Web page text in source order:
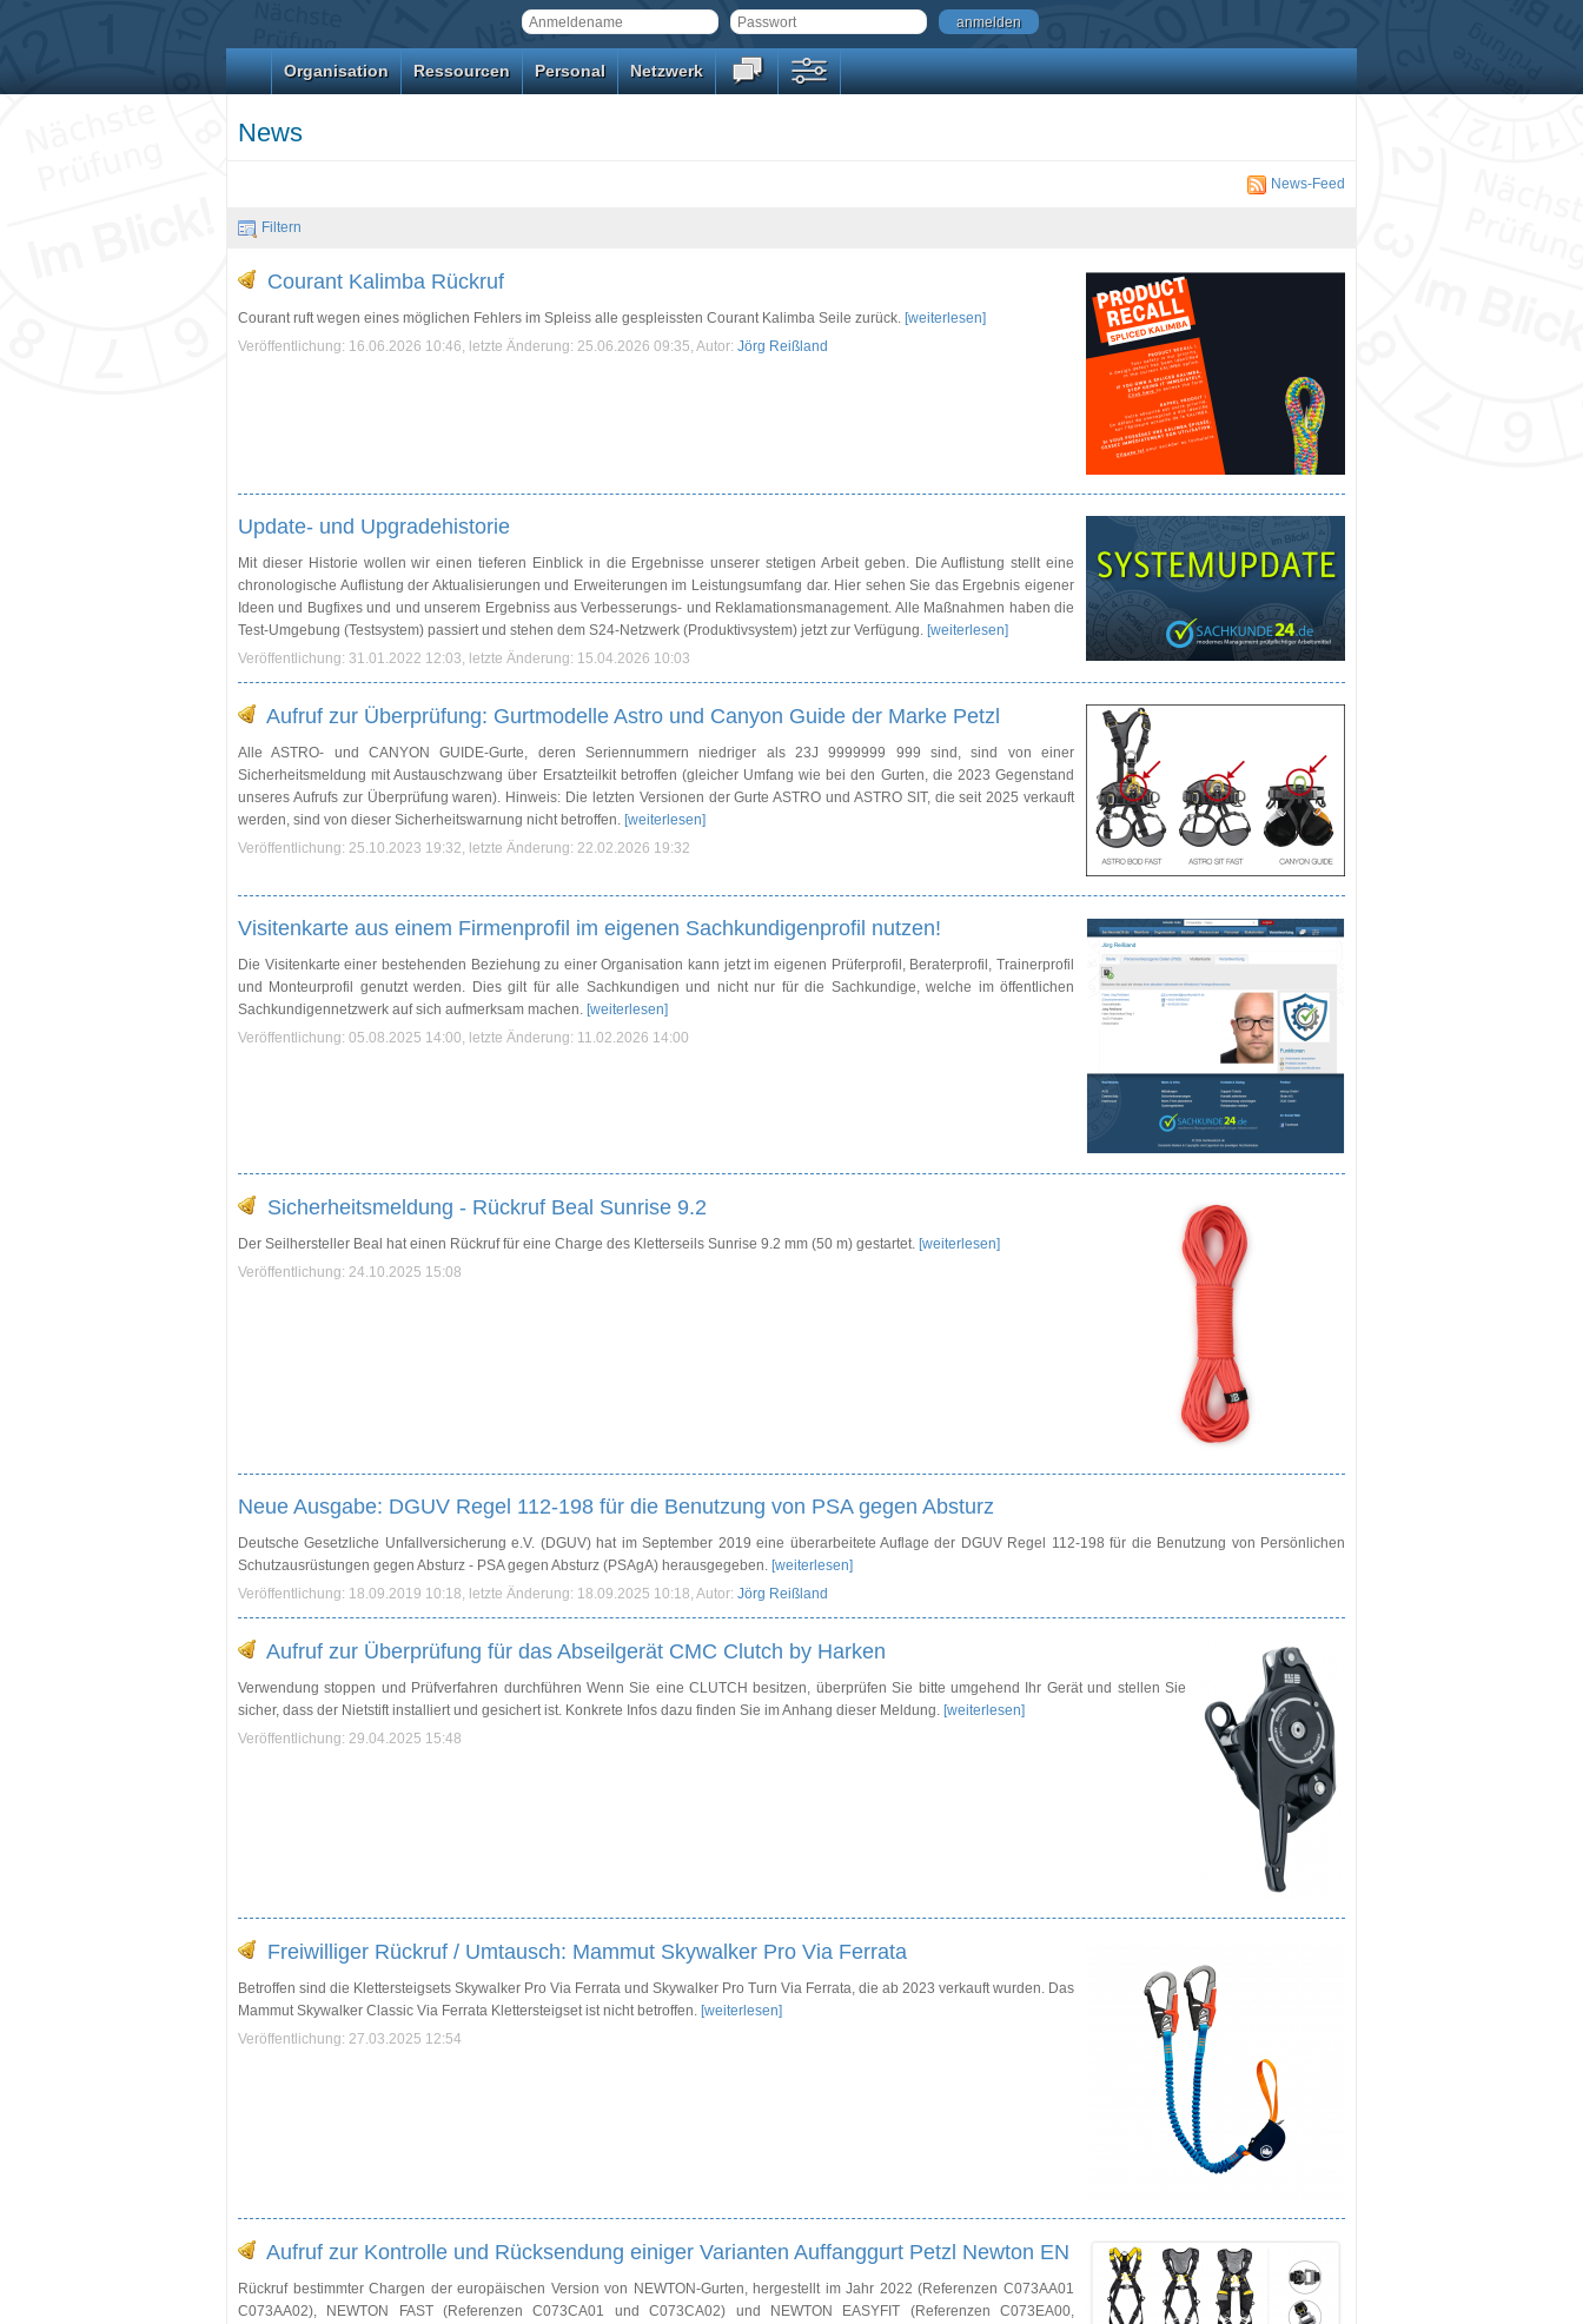
anmelden
Organisation Ressourcen Personal Netzwerk
News
News-Feed
Filtern
Courant Kalimba Rückruf
Courant ruft wegen eines möglichen Fehlers im Spleiss alle gespleissten Courant Kalimba Seile zurück. [weiterlesen]
Veröffentlichung: 16.06.2026 10:46, letzte Änderung: 25.06.2026 09:35, Autor: Jörg Reißland
Update- und Upgradehistorie
Mit dieser Historie wollen wir einen tieferen Einblick in die Ergebnisse unserer stetigen Arbeit geben. Die Auflistung stellt eine
chronologische Auflistung der Aktualisierungen und Erweiterungen im Leistungsumfang dar. Hier sehen Sie das Ergebnis eigener
Ideen und Bugfixes und und unserem Ergebniss aus Verbesserungs- und Reklamationsmanagement. Alle Maßnahmen haben die
Test-Umgebung (Testsystem) passiert und stehen dem S24-Netzwerk (Produktivsystem) jetzt zur Verfügung. [weiterlesen]
Veröffentlichung: 31.01.2022 12:03, letzte Änderung: 15.04.2026 10:03
Aufruf zur Überprüfung: Gurtmodelle Astro und Canyon Guide der Marke Petzl
Alle ASTRO- und CANYON GUIDE-Gurte, deren Seriennummern niedriger als 23J 9999999 999 sind, sind von einer
Sicherheitsmeldung mit Austauschzwang über Ersatzteilkit betroffen (gleicher Umfang wie bei den Gurten, die 2023 Gegenstand
unseres Aufrufs zur Überprüfung waren). Hinweis: Die letzten Versionen der Gurte ASTRO und ASTRO SIT, die seit 2025 verkauft
werden, sind von dieser Sicherheitswarnung nicht betroffen. [weiterlesen]
Veröffentlichung: 25.10.2023 19:32, letzte Änderung: 22.02.2026 19:32
Visitenkarte aus einem Firmenprofil im eigenen Sachkundigenprofil nutzen!
Die Visitenkarte einer bestehenden Beziehung zu einer Organisation kann jetzt im eigenen Prüferprofil, Beraterprofil, Trainerprofil
und Monteurprofil genutzt werden. Dies gilt für alle Sachkundigen und nicht nur für die Sachkundige, welche im öffentlichen
Sachkundigennetzwerk auf sich aufmerksam machen. [weiterlesen]
Veröffentlichung: 05.08.2025 14:00, letzte Änderung: 11.02.2026 14:00
Sicherheitsmeldung - Rückruf Beal Sunrise 9.2
Der Seilhersteller Beal hat einen Rückruf für eine Charge des Kletterseils Sunrise 9.2 mm (50 m) gestartet. [weiterlesen]
Veröffentlichung: 24.10.2025 15:08
Neue Ausgabe: DGUV Regel 112-198 für die Benutzung von PSA gegen Absturz
Deutsche Gesetzliche Unfallversicherung e.V. (DGUV) hat im September 2019 eine überarbeitete Auflage der DGUV Regel 112-198 für die Benutzung von Persönlichen
Schutzausrüstungen gegen Absturz - PSA gegen Absturz (PSAgA) herausgegeben. [weiterlesen]
Veröffentlichung: 18.09.2019 10:18, letzte Änderung: 18.09.2025 10:18, Autor: Jörg Reißland
Aufruf zur Überprüfung für das Abseilgerät CMC Clutch by Harken
Verwendung stoppen und Prüfverfahren durchführen Wenn Sie eine CLUTCH besitzen, überprüfen Sie bitte umgehend Ihr Gerät und stellen Sie
sicher, dass der Nietstift installiert und gesichert ist. Konkrete Infos dazu finden Sie im Anhang dieser Meldung. [weiterlesen]
Veröffentlichung: 29.04.2025 15:48
Freiwilliger Rückruf / Umtausch: Mammut Skywalker Pro Via Ferrata
Betroffen sind die Klettersteigsets Skywalker Pro Via Ferrata und Skywalker Pro Turn Via Ferrata, die ab 2023 verkauft wurden. Das
Mammut Skywalker Classic Via Ferrata Klettersteigset ist nicht betroffen. [weiterlesen]
Veröffentlichung: 27.03.2025 12:54
Aufruf zur Kontrolle und Rücksendung einiger Varianten Auffanggurt Petzl Newton EN
Rückruf bestimmter Chargen der europäischen Version von NEWTON-Gurten, hergestellt im Jahr 2022 (Referenzen C073AA01
C073AA02), NEWTON FAST (Referenzen C073CA01 und C073CA02) und NEWTON EASYFIT (Referenzen C073EA00,